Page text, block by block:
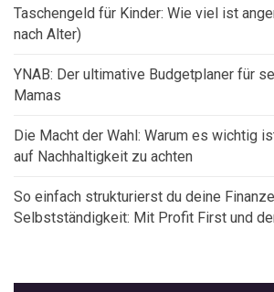
Taschengeld für Kinder: Wie viel ist
nach Alter)
YNAB: Der ultimative Budgetplaner für
Mamas
Die Macht der Wahl: Warum es wichtig
auf Nachhaltigkeit zu achten
So einfach strukturierst du deine
Selbstständigkeit: Mit Profit First und